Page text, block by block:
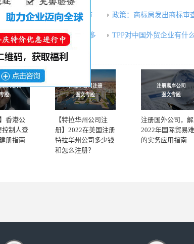
将于10月开设人民币期货市 政策：商标局发出商标审
年投资日本企业达5年来最多 TPP对中国外贸企业有什
香港公
控制人登
册指南
【特拉华州公司注
册】2022在美国注册
特拉华州公司多少钱
和怎么注册？
注册国外公司，
2022年国际贸易
的实务应用指南